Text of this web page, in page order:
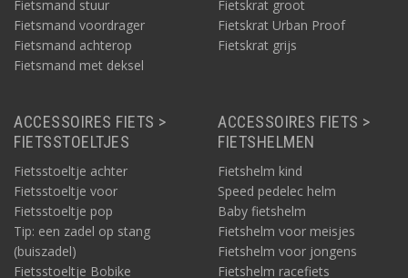
Fietsmand stuur
Fietsmand voordrager
Fietsmand achterop
Fietsmand met deksel
Fietskrat groot
Fietskrat Urban Proof
Fietskrat grijs
ACCESSOIRES FIETS >
FIETSSTOELTJES
Fietsstoeltje achter
Fietsstoeltje voor
Fietsstoeltje pop
Tip: een zadel op stang
(buiszadel)
Fietsstoeltje Bobike
ACCESSOIRES FIETS >
FIETSHELMEN
Fietshelm kind
Speed pedelec helm
Baby fietshelm
Fietshelm voor meisjes
Fietshelm voor jongens
Fietshelm racefiets